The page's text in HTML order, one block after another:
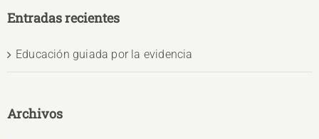
Entradas recientes
Educación guiada por la evidencia
Archivos